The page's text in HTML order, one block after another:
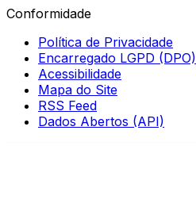
Conformidade
Política de Privacidade
Encarregado LGPD (DPO)
Acessibilidade
Mapa do Site
RSS Feed
Dados Abertos (API)